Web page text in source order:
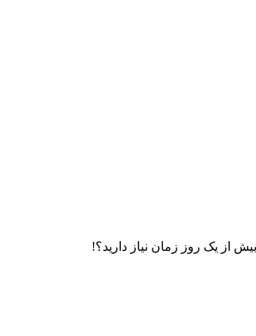
از یک روز زمان نیاز دارید؟!